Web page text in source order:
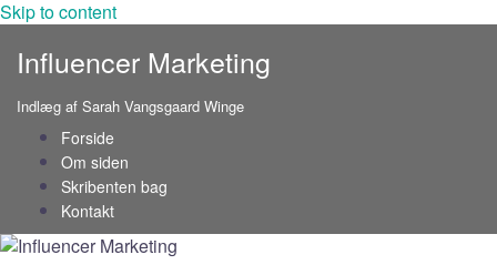
Skip to content
Influencer Marketing
Indlæg af Sarah Vangsgaard Winge
Forside
Om siden
Skribenten bag
Kontakt